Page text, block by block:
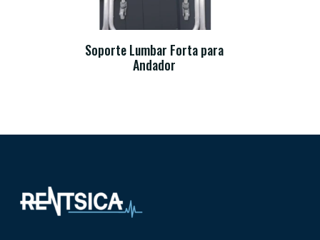
Soporte Lumbar Forta para
Andador